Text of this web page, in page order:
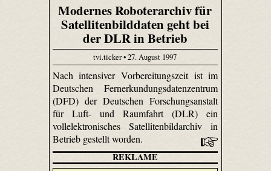
Modernes Roboterarchiv für
Satellitenbilddaten geht bei
der DLR in Betrieb
tvi.ticker • 27. August 1997
Nach intensiver Vorbereitungszeit ist im
Deutschen Fernerkundungsdatenzentrum
(DFD) der Deutschen Forschungsanstalt
für Luft- und Raumfahrt (DLR) ein
vollelektronisches Satellitenbildarchiv in
Betrieb gestellt worden.
REKLAME